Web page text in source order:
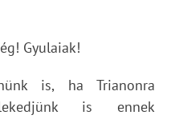
Gyulaiak!
is, ha Trianonra
is ennek